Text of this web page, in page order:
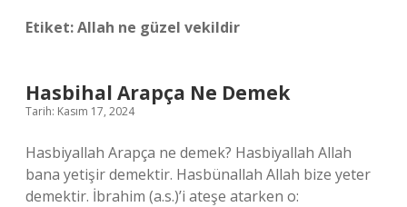
Etiket:Allah ne güzel vekildir
Hasbihal Arapça Ne Demek
Tarih: Kasım 17, 2024
Hasbiyallah Arapça ne demek? Hasbiyallah Allah
bana yetişir demektir. Hasbünallah Allah bize yeter
demektir. İbrahim (a.s.)’i ateşe atarken o: